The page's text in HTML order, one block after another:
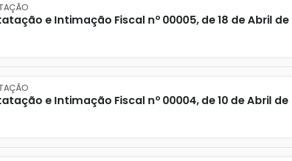
e Intimação Fiscal nº 00005, de 18 de Abril de
e Intimação Fiscal nº 00004, de 10 de Abril de